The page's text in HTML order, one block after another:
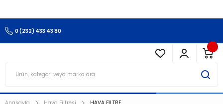
0 (232) 433 43 80